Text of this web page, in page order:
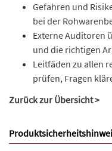
Gefahren und
bei der
Externe Auditoren
und die richtigen
Leitfäden zu allen
prüfen, Fragen
Zurück zur Übersicht >